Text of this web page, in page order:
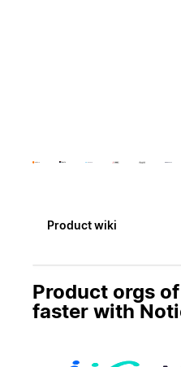
Product wiki
Product orgs
faster with